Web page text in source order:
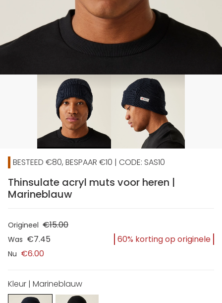
BESTEED €80, BESPAAR €10 | CODE: SAS10
Thinsulate acryl muts voor heren |
Marineblauw
Origineel €15.00
Was €7.45
Nu €6.00
60% korting op originele
Kleur | Marineblauw